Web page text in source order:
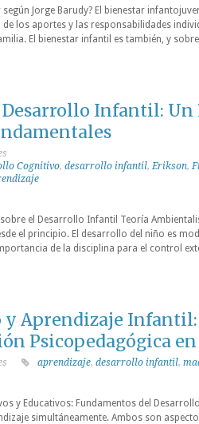
según Jorge Barudy? El bienestar
de los aportes y las responsabilidades
El bienestar infantil es también, y
Desarrollo Infantil: Un
Cognitivo, desarrollo infantil,Erikson,
el Desarrollo Infantil Teoría
el principio. El desarrollo del niño es
de la disciplina para el control
y Aprendizaje Infantil:
Psicopedagógica
aprendizaje, desarrollo infantil,
y Educativos: Fundamentos del
simultáneamente. Ambos son